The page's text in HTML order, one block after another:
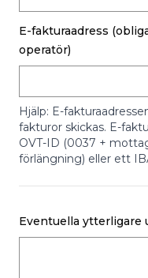
E-fakturaadress
operatör)
Hjälp: E-
fakturor skickas. E-
OVT-ID (0037 +
förlängning) eller ett
Eventuella ytterligare